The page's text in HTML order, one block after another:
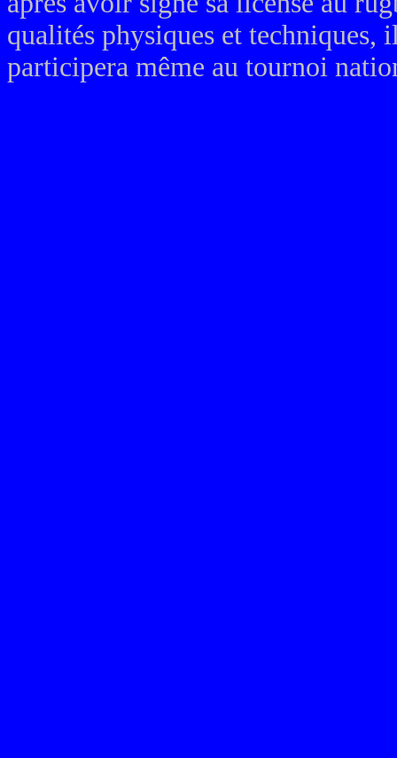
qualités physiques et techniques,
participera même au tournoi